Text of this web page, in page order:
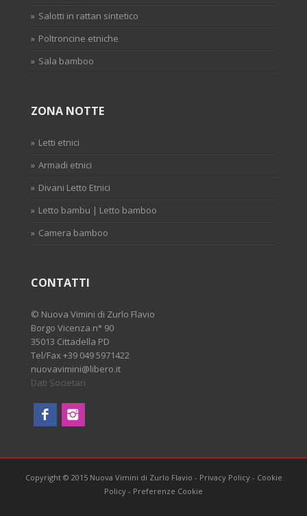
Salotti in rattan sintetico
Poltroncine etniche
Sala bamboo
ZONA NOTTE
Letti etnici
Armadi etnici
Divani Letto Etnici
Letto bambu | Letto bamboo
Camera bamboo
CONTATTI
© Nuova Vimini di Zurlo Flavio
Borgo Vicenza n° 90
35013 Cittadella PD
Tel/Fax +39 049 5971422
nuovavimini@libero.it
Dati Societari
Copyright © 2015 Nuova Vimini di Zurlo Flavio - Privacy Policy- Cookie
Policy - Preferenze Cookie